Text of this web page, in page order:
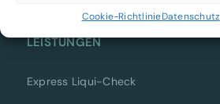
Cookie-RichtlinieDatenschutz
LEISTUNGEN
Express Liqui-Check